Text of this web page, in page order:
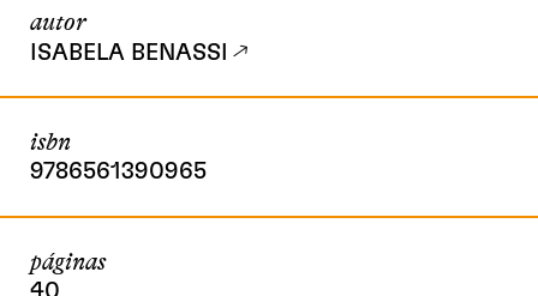
autor
ISABELA BENASSI
isbn
9786561390965
páginas
40